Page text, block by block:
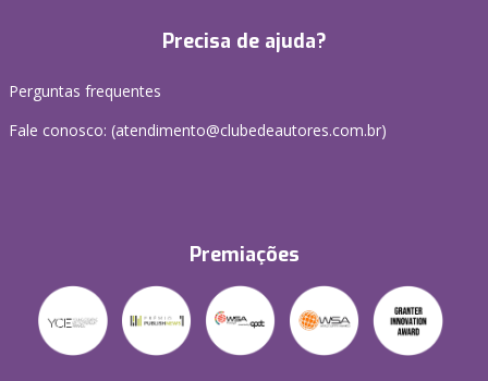
Precisa de ajuda?
Perguntas frequentes
Fale conosco: (atendimento@clubedeautores.com.br)
Premiações